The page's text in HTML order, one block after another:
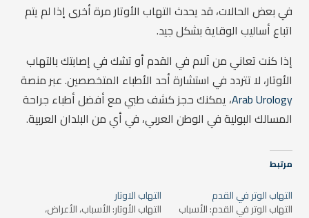
في بعض الحالات، قد يحدث التهاب الأوتار مرة أخرى إذا لم يتم
اتباع أساليب الوقاية بشكل جيد.
إذا كنت تعاني من آلام في القدم أو تشك في إصابتك بالتهاب
الأوتار، لا تتردد في استشارة أحد الأطباء المتخصصين. عبر منصة
Arab Urology، يمكنك حجز كشف طبي مع أفضل أطباء جراحة
المسالك البولية في الوطن العربي، في أي من البلدان العربية.
مرتبط
التهاب الوتر في القدم
التهاب الوتر في القدم: الأسباب
التهاب الاوتار
التهاب الأوتار: الأسباب، الأعراض،